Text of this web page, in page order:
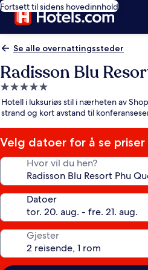
Fortsett til sidens hovedinnhold
Se alle overnattingssteder
Radisson Blu
Overnattingssted
med
5.0
stjerner
Hotell i luksuriøs stil i nærheten av
strand og kort avstand til
Velg datoer for å se priser
Hvor vil du hen?
Datoer
Gjester